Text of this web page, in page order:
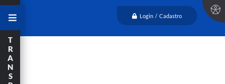
Login / Cadastro
T
R
A
N
S